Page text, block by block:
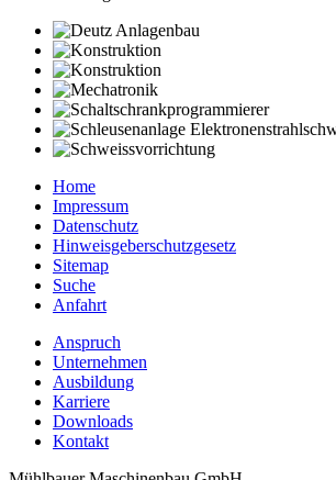
Home
Impressum
Datenschutz
Hinweisgeber­­schutzgesetz
Sitemap
Suche
Anfahrt
Anspruch
Unternehmen
Ausbildung
Karriere
Downloads
Kontakt